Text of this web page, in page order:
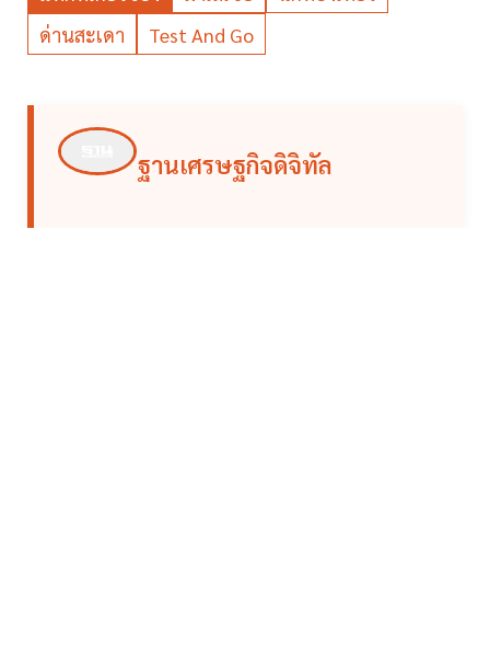
ด่านสะเดา
Test And Go
ฐานเศรษฐกิจดิจิทัล